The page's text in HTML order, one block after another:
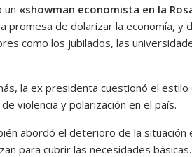
un «showman economista en la
promesa de dolarizar la economía, y
como los jubilados, las
la ex presidenta cuestionó el
de violencia y polarización en el país.
abordó el deterioro de la situación
para cubrir las necesidades